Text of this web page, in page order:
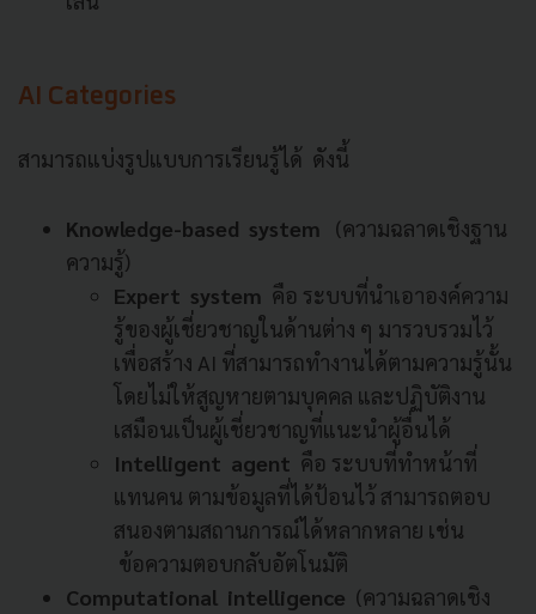
AI Categories
สามารถแบ่งรูปแบบการเรียนรู้ได้ ดังนี้
Knowledge-based system (ความฉลาดเชิงฐาน
ความรู้)
Expert system คือ ระบบที่นำเอาองค์ความ
รู้ของผู้เชี่ยวชาญในด้านต่าง ๆ มารวบรวมไว้
เพื่อสร้าง AI ที่สามารถทำงานได้ตามความรู้นั้น
โดยไม่ให้สูญหายตามบุคคล และปฏิบัติงาน
เสมือนเป็นผู้เชี่ยวชาญที่แนะนำผู้อื่นได้
Intelligent agent คือ ระบบที่ทำหน้าที่
แทนคน ตามข้อมูลที่ได้ป้อนไว้ สามารถตอบ
สนองตามสถานการณ์ได้หลากหลาย เช่น
ข้อความตอบกลับอัตโนมัติ
Computational intelligence (ความฉลาดเชิง